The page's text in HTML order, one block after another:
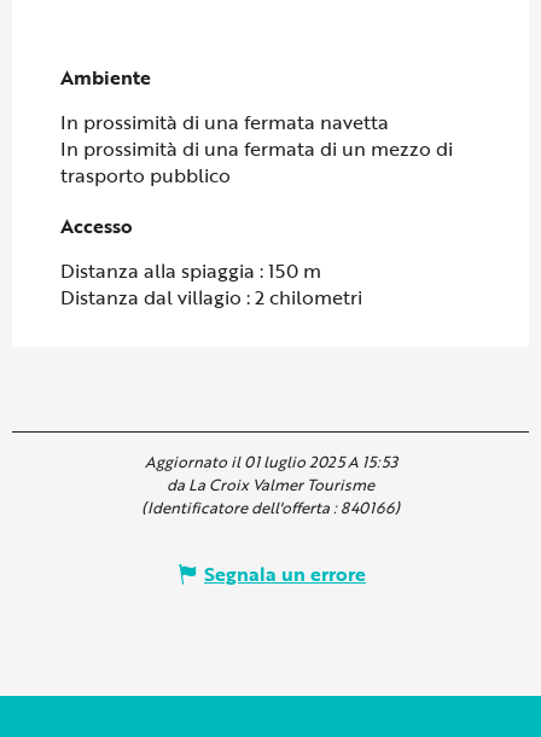
Ambiente
Ambiente
In prossimità di una fermata navetta
In prossimità di una fermata di un mezzo di
trasporto pubblico
Accesso
Accesso
Distanza alla spiaggia : 150 m
Distanza dal villagio : 2 chilometri
Aggiornato il 01 luglio 2025 A 15:53
da La Croix Valmer Tourisme
(Identificatore dell'offerta :840166)
Segnala un errore